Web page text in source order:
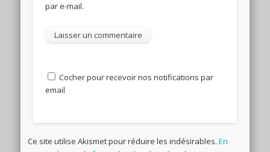
par e-mail.
Cocher pour recevoir nos notifications par
email
Ce site utilise Akismet pour réduire les indésirables.En